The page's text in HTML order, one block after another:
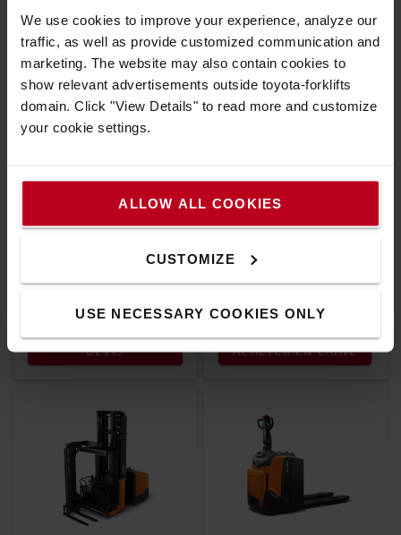
We use cookies to improve your experience, analyze our
traffic, as well as provide customized communication and
marketing. The website may also contain cookies to
show relevant advertisements outside toyota-forklifts
domain. Click "View Details" to read more and customize
your cookie settings.
ALLOW ALL COOKIES
CUSTOMIZE
USE NECESSARY COOKIES ONLY
BT Levio 2t Li-ion à
DEVIS
LHM230WS
Transpalette manuel BT
environnement humide
Livraison gratuite !
ACHETER EN LIGNE